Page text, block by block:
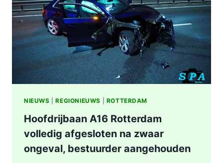
RICHTING
ROTTERDAM
NIEUWS |REGIONIEUWS ROTTERDAM
Hoofdrijbaan A16 Rotterdam
volledig afgesloten na zwaar
ongeval, bestuurder aangehouden